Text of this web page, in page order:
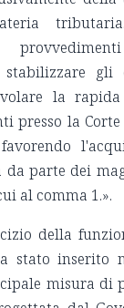
tributaria.
gli
la
presso la
da parte dei
al comma 1.».
della
stato inserito
misura di